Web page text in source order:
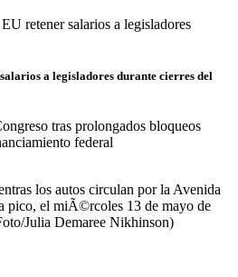
retener salarios a legisladores
a legisladores durante cierres del
tras prolongados bloqueos
federal
los autos circulan por la Avenida
pico, el miÃ©rcoles 13 de mayo de
Julia Demaree Nikhinson)